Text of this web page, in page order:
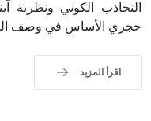
حجري الأساس في وصف
اقرأ المزيد